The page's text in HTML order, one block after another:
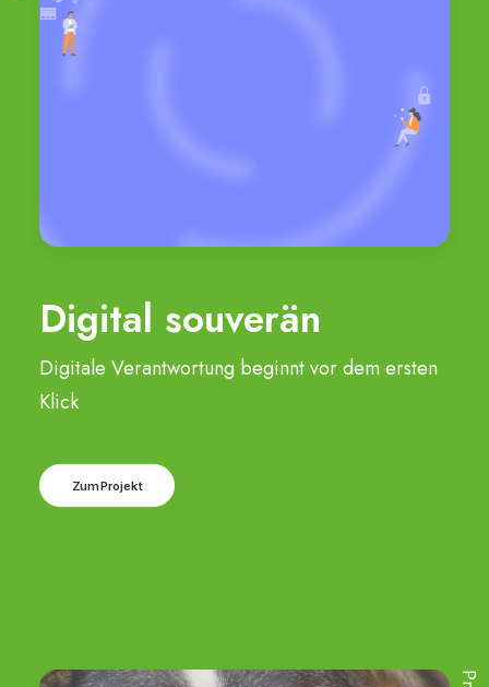
Digital souverän
Digitale Verantwortung beginnt vor dem ersten
Klick
Zum Projekt